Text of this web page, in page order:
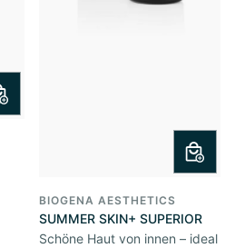
BIOGENA AESTHETICS
SUMMER SKIN+ SUPERIOR
Schöne Haut von innen – ideal